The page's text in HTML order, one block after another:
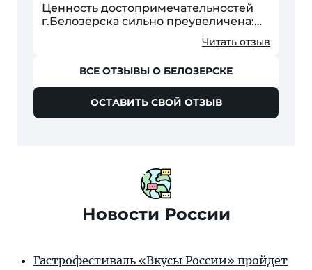
Ценность достопримечательностей
г.Белозерска сильно преувеличена:
путеводитель снабжен большимЧитать отзыв
ВСЕ ОТЗЫВЫ О БЕЛОЗЕРСКЕ
ОСТАВИТЬ СВОЙ ОТЗЫВ
Новости России
Гастрофестиваль «Вкусы России» пройдет